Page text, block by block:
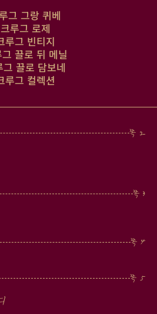
그 그랑 퀴베
크루그 로제
그 빈티지
끌로 뒤 메닐
끌로 담보네
그 컬렉션